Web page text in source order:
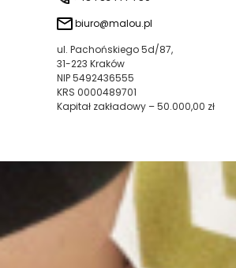
biuro@malou.pl
ul. Pachońskiego 5d/87,
31-223 Kraków
NIP 5492436555
KRS 0000489701
Kapitał zakładowy – 50.000,00 zł